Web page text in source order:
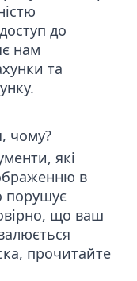
до
нам
та
чому?
які
в
порушує
що ваш
прочитайте